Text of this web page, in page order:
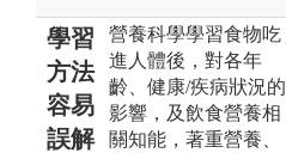
學習
方法
容易
誤解
營養科學學習食物吃
進人體後，對各年
齡、健康/疾病狀況的
影響，及飲食營養相
關知能，著重營養、